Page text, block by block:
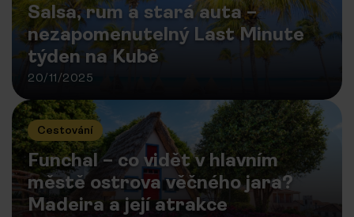
Salsa, rum a stará auta –
nezapomenutelný Last Minute
týden na Kubě
20/11/2025
Cestování
Funchal – co vidět v hlavním
městě ostrova věčného jara?
Madeira a její atrakce